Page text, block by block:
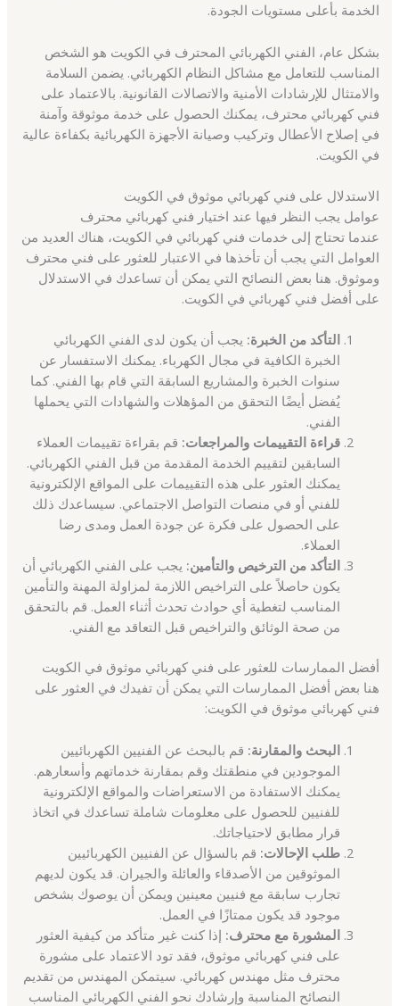
الخدمة بأعلى مستويات الجودة.
بشكل عام، الفني الكهربائي المحترف في الكويت هو الشخص
المناسب للتعامل مع مشاكل النظام الكهربائي. يضمن السلامة
والامتثال للإرشادات الأمنية والاتصالات القانونية. بالاعتماد على
فني كهربائي محترف، يمكنك الحصول على خدمة موثوقة وآمنة
في إصلاح الأعطال وتركيب وصيانة الأجهزة الكهربائية بكفاءة عالية
في الكويت.
الاستدلال على فني كهربائي موثوق في الكويت
عوامل يجب النظر فيها عند اختيار فني كهربائي محترف
عندما تحتاج إلى خدمات فني كهربائي في الكويت، هناك العديد من
العوامل التي يجب أن تأخذها في الاعتبار للعثور على فني محترف
وموثوق. هنا بعض النصائح التي يمكن أن تساعدك في الاستدلال
على أفضل فني كهربائي في الكويت.
التأكد من الخبرة: يجب أن يكون لدى الفني الكهربائي
الخبرة الكافية في مجال الكهرباء. يمكنك الاستفسار عن
سنوات الخبرة والمشاريع السابقة التي قام بها الفني. كما
يُفضل أيضًا التحقق من المؤهلات والشهادات التي يحملها
الفني.
قراءة التقييمات والمراجعات: قم بقراءة تقييمات العملاء
السابقين لتقييم الخدمة المقدمة من قبل الفني الكهربائي.
يمكنك العثور على هذه التقييمات على المواقع الإلكترونية
للفني أو في منصات التواصل الاجتماعي. سيساعدك ذلك
على الحصول على فكرة عن جودة العمل ومدى رضا
العملاء.
التأكد من الترخيص والتأمين: يجب على الفني الكهربائي أن
يكون حاصلاً على التراخيص اللازمة لمزاولة المهنة والتأمين
المناسب لتغطية أي حوادث تحدث أثناء العمل. قم بالتحقق
من صحة الوثائق والتراخيص قبل التعاقد مع الفني.
أفضل الممارسات للعثور على فني كهربائي موثوق في الكويت
هنا بعض أفضل الممارسات التي يمكن أن تفيدك في العثور على
فني كهربائي موثوق في الكويت:
البحث والمقارنة: قم بالبحث عن الفنيين الكهربائيين
الموجودين في منطقتك وقم بمقارنة خدماتهم وأسعارهم.
يمكنك الاستفادة من الاستعراضات والمواقع الإلكترونية
للفنيين للحصول على معلومات شاملة تساعدك في اتخاذ
قرار مطابق لاحتياجاتك.
طلب الإحالات: قم بالسؤال عن الفنيين الكهربائيين
الموثوقين من الأصدقاء والعائلة والجيران. قد يكون لديهم
تجارب سابقة مع فنيين معينين ويمكن أن يوصوك بشخص
موجود قد يكون ممتازًا في العمل.
المشورة مع محترف: إذا كنت غير متأكد من كيفية العثور
على فني كهربائي موثوق، فقد تود الاعتماد على مشورة
محترف مثل مهندس كهربائي. سيتمكن المهندس من تقديم
النصائح المناسبة وإرشادك نحو الفني الكهربائي المناسب